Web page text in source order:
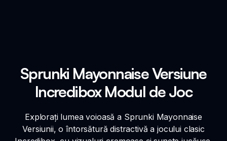
Sprunki Mayonnaise Versiune
Incredibox Modul de Joc
Explorați lumea voioasă a Sprunki Mayonnaise
Versiunii, o întorsătură distractivă a jocului clasic